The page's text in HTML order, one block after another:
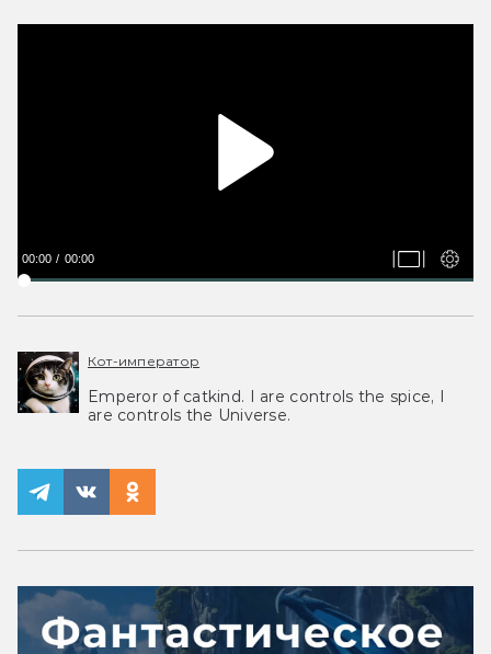
00:00 00:00
Кот-император
Emperor of catkind. I are controls the spice, I
are controls the Universe.